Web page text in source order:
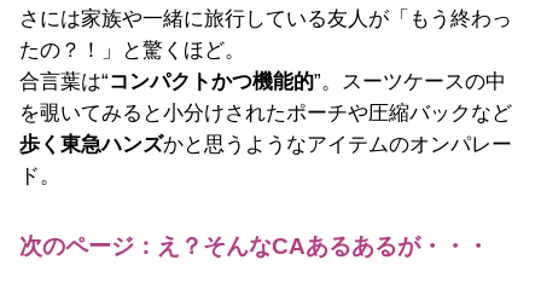
さには家族や一緒に旅行している友人が「もう終わっ
たの？！」と驚くほど。
合言葉は“コンパクトかつ機能的”。スーツケースの中
を覗いてみると小分けされたポーチや圧縮バックなど
歩く東急ハンズかと思うようなアイテムのオンパレー
ド。
次のページ：え？そんなCAあるあるが・・・